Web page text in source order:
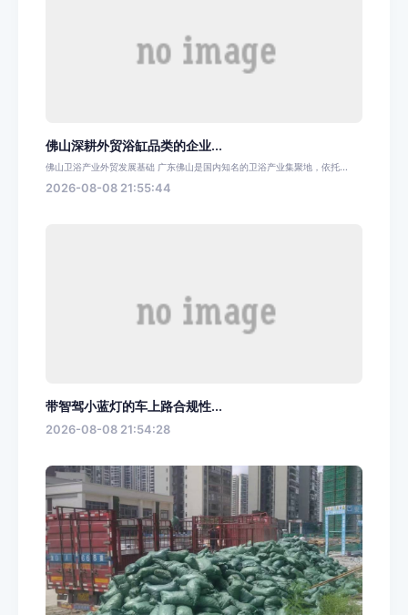
佛山深耕外贸浴缸品类的企业...
佛山卫浴产业外贸发展基础 广东佛山是国内知名的卫浴产业集聚地，依托...
2026-08-08 21:55:44
带智驾小蓝灯的车上路合规性...
2026-08-08 21:54:28